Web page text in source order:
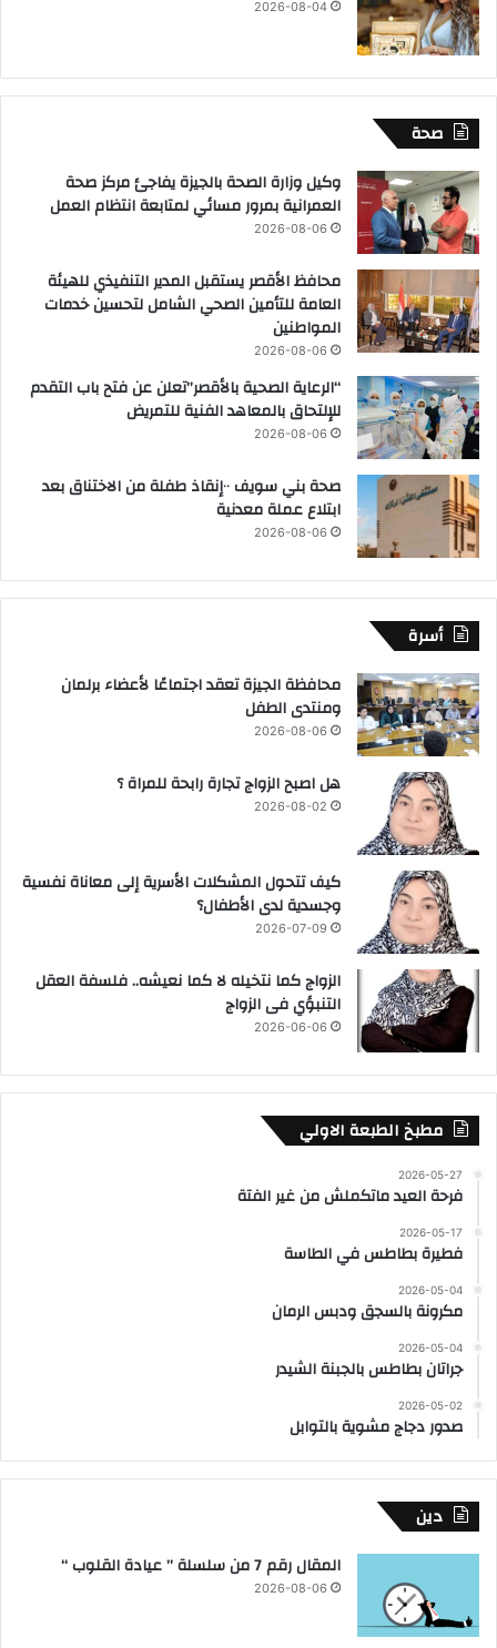
2026-08-04
صحة
وكيل وزارة الصحة بالجيزة يفاجئ مركز صحة
العمرانية بمرور مسائي لمتابعة انتظام العمل
2026-08-06
محافظ الأقصر يستقبل المدير التنفيذي للهيئة
العامة للتأمين الصحي الشامل لتحسين خدمات
المواطنين
2026-08-06
“الرعاية الصحية بالأقصر”تعلن عن فتح باب التقدم
للإلتحاق بالمعاهد الفنية للتمريض
2026-08-06
صحة بني سويف ٠٠إنقاذ طفلة من الاختناق بعد
ابتلاع عملة معدنية
2026-08-06
أسرة
محافظة الجيزة تعقد اجتماعًا لأعضاء برلمان
ومنتدى الطفل
2026-08-06
هل اصبح الزواج تجارة رابحة للمراة ؟
2026-08-02
كيف تتحول المشكلات الأسرية إلى معاناة نفسية
وجسدية لدى الأطفال؟
2026-07-09
الزواج كما نتخيله لا كما نعيشه.. فلسفة العقل
التنبؤي فى الزواج
2026-06-06
مطبخ الطبعة الاولي
2026-05-27
فرحة العيد ماتكملش من غير الفتة
2026-05-17
فطيرة بطاطس في الطاسة
2026-05-04
مكرونة بالسجق ودبس الرمان
2026-05-04
جراتان بطاطس بالجبنة الشيدر
2026-05-02
صدور دجاج مشوية بالتوابل
دين
المقال رقم 7 من سلسلة ” عيادة القلوب “
2026-08-06